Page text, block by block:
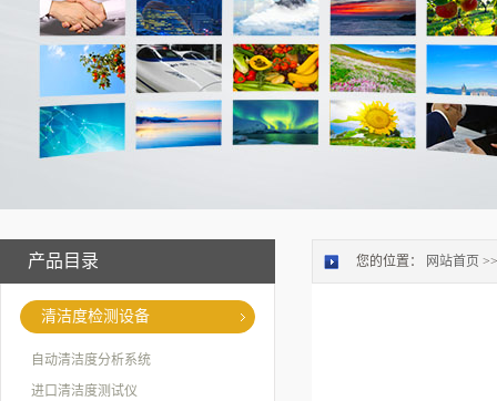
产品目录
清洁度检测设备
自动清洁度分析系统
进口清洁度测试仪
您的位置： 网站首页